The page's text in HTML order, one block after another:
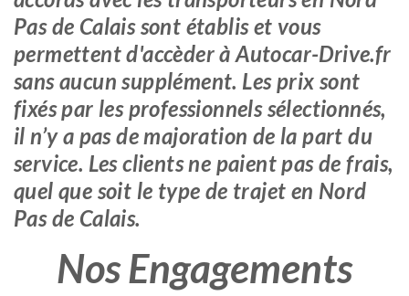
Pas de Calais sont établis et vous
permettent d'accèder à Autocar-Drive.fr
sans aucun supplément. Les prix sont
fixés par les professionnels sélectionnés,
il n’y a pas de majoration de la part du
service. Les clients ne paient pas de frais,
quel que soit le type de trajet en Nord
Pas de Calais.
Nos Engagements